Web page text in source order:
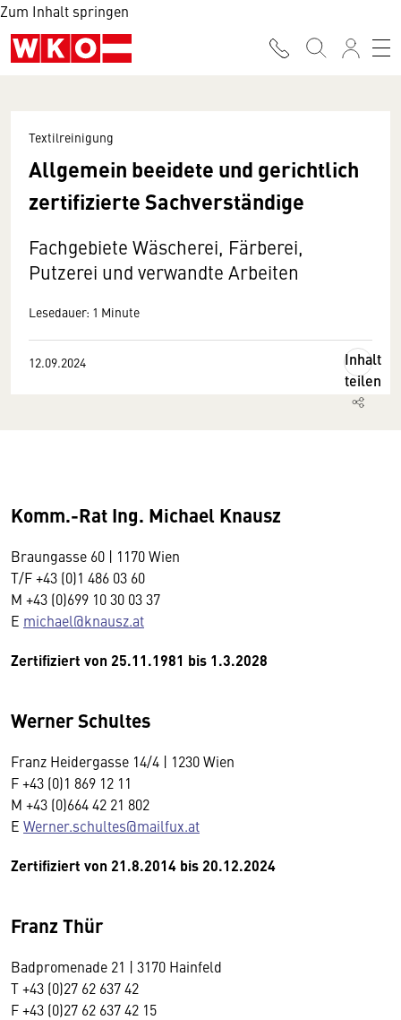
Zum Inhalt springen
Textilreinigung
Allgemein beeidete und gerichtlich
zertifizierte Sachverständige
Fachgebiete Wäscherei, Färberei,
Putzerei und verwandte Arbeiten
Lesedauer: 1 Minute
12.09.2024
Inhalt
teilen
Komm.-Rat Ing. Michael Knausz
Braungasse 60 | 1170 Wien
T/F +43 (0)1 486 03 60
M +43 (0)699 10 30 03 37
E michael@knausz.at
Zertifiziert von 25.11.1981 bis 1.3.2028
Werner Schultes
Franz Heidergasse 14/4 | 1230 Wien
F +43 (0)1 869 12 11
M +43 (0)664 42 21 802
E Werner.schultes@mailfux.at
Zertifiziert von 21.8.2014 bis 20.12.2024
Franz Thür
Badpromenade 21 | 3170 Hainfeld
T +43 (0)27 62 637 42
F +43 (0)27 62 637 42 15